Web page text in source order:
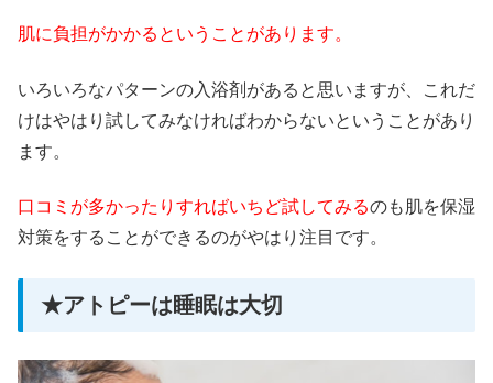
肌に負担がかかるということがあります。
いろいろなパターンの入浴剤があると思いますが、これだ
けはやはり試してみなければわからないということがあり
ます。
口コミが多かったりすればいちど試してみるのも肌を保湿
対策をすることができるのがやはり注目です。
★アトピーは睡眠は大切